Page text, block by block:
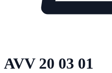
AVV 20 03 01